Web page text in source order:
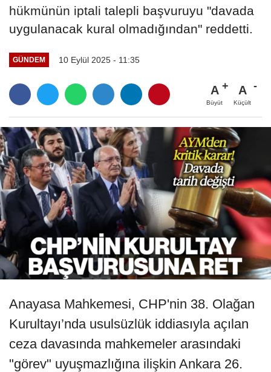
hükmünün iptali talepli başvuruyu "davada
uygulanacak kural olmadığından" reddetti.
GÜNDEM 10 Eylül 2025 - 11:35
A
Büyüt
A
Küçült
Anayasa Mahkemesi, CHP'nin 38. Olağan
Kurultayı’nda usulsüzlük iddiasıyla açılan
ceza davasında mahkemeler arasındaki
"görev" uyuşmazlığına ilişkin Ankara 26.